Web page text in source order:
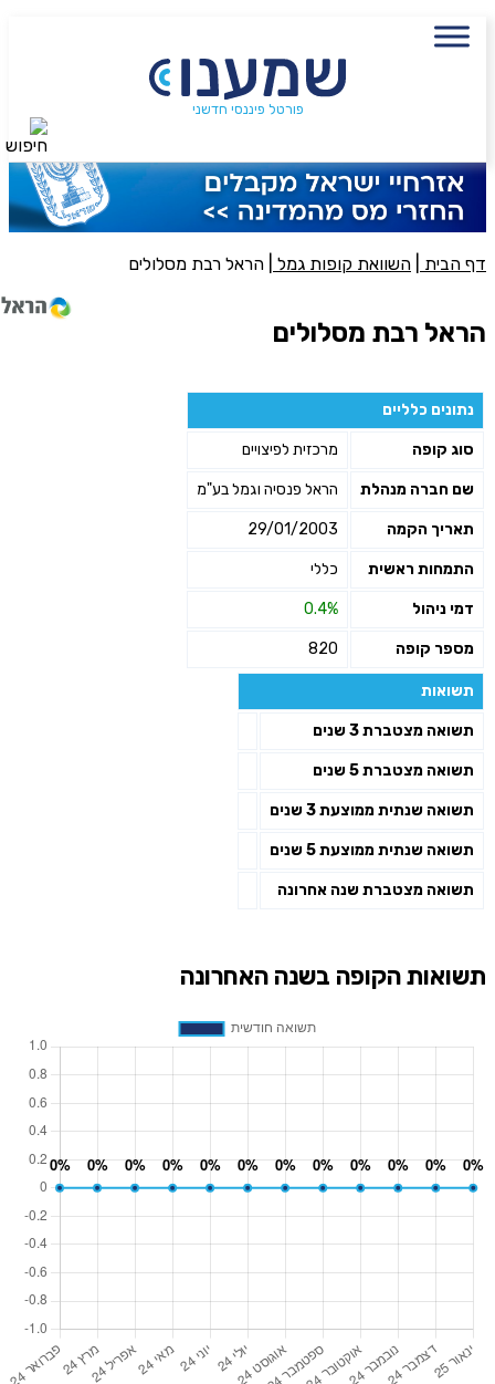
פורטל פיננסי חדשני
דף הבית השוואת קופות גמל הראל רבת מסלולים
הראל רבת מסלולים
נתונים כלליים
סוג קופה מרכזית לפיצויים
שם חברה מנהלת הראל פנסיה וגמל בע"מ
תאריך הקמה 29/01/2003
התמחות ראשית כללי
דמי ניהול 0.4%
מספר קופה 820
תשואות
תשואה מצטברת 3 שנים
תשואה מצטברת 5 שנים
תשואה שנתית ממוצעת 3 שנים
תשואה שנתית ממוצעת 5 שנים
תשואה מצטברת שנה אחרונה
תשואות הקופה בשנה האחרונה
שם מלא
פעולה נדרשת
סכום חיסכון בקרן
אני מאשר את תנאיי השימוש והפרטיות של האתר
מאשר כי פרטיי ישמשו לקבלת פניות והצעות שיווקיות למוצרים
פנסיוניים\ביטוח באמצעות טלפון, מייל או SMS מאיתנו או צד שלישי
שליחה
חיפוש